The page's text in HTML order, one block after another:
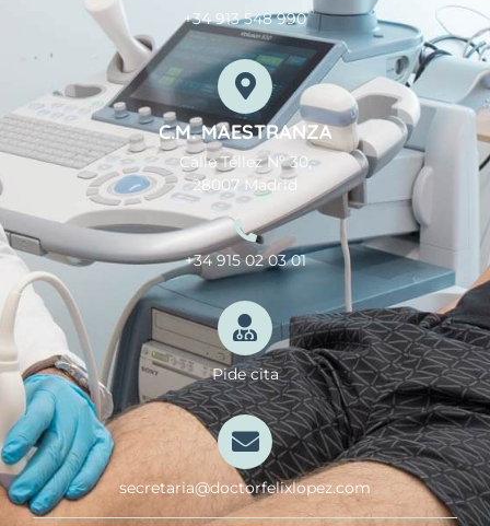
+34 913 548 990
C.M. MAESTRANZA
Calle Téllez Nº 30,
28007 Madrid
+34 915 02 03 01
Pide cita
secretaria@doctorfelixlopez.com